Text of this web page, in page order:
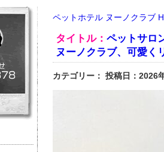
ペットホテル ヌーノクラブ
タイトル： ペットサロ
ヌーノクラブ、可愛
カテゴリー： 投稿日：2026